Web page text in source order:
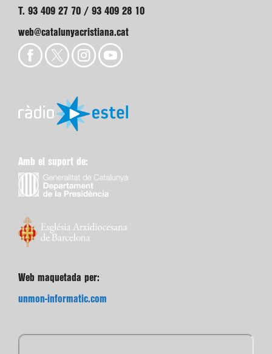
T. 93 409 27 70 / 93 409 28 10
web@catalunyacristiana.cat
Amb el suport de:
Web maquetada per:
unmon-informatic.com